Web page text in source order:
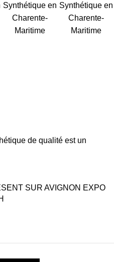
Synthétique en
Charente-
Maritime
Synthétique en
Charente-
Maritime
de qualité est un
SUR AVIGNON EXPO